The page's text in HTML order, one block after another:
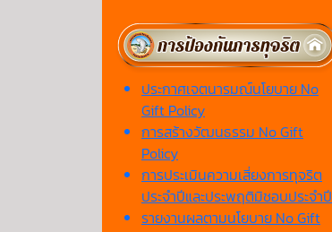
ประกาศเจตนารมณ์นโยบาย No
Gift Policy
การสร้างวัฒนธรรม No Gift
Policy
การประเมินความเสี่ยงการทุจริต
ประจำปีและประพฤติมิชอบประจำปี
รายงานผลตามนโยบาย No Gift